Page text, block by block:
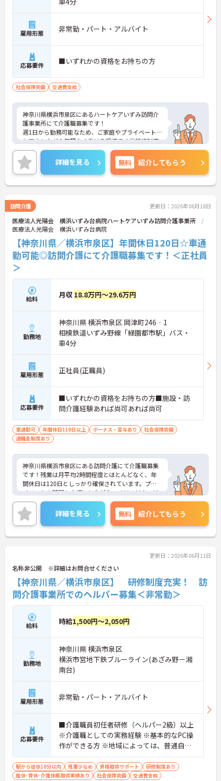
雇用形態 非常勤・パート・アルバイト
応募要件 ■いずれかの資格をお持ちの方
社会保険完備 交通費支給
神奈川県横浜市泉区にあるハートケアいずみ訪問介
護事業所にて介護職募集です！
週1日から勤務可能なため、ご家庭やプライベート
と両立しながら無理なく働ける環境です◎研修制度
も整っているので、訪問介護が初めての方やブラン
クのある方も安心してスタートできます。
ご興味のある方には、面接対策ポイントなど、さら
に詳細をご案内しますのでお気軽にご相談くださ
い！
詳細を見る 無料 紹介してもらう
訪問介護 更新日：2026年06月18日
医療法人光陽会 横浜いずみ台病院ハートケアいずみ訪問介護事業所
医療法人光陽会 横浜いずみ台病院
【神奈川県／横浜市泉区】年間休日120日☆車通
勤可能◎訪問介護にて介護職募集です！＜正社員
＞
給料 月収 18.8万円～29.6万円
勤務地
神奈川県 横浜市泉区 岡津町246‐1
相模鉄道いずみ野線「緑園都市駅」バス・
車4分
雇用形態 正社員(正職員)
応募要件
■いずれかの資格をお持ちの方■施設・訪
問介護経験あれば尚可あれば尚可
車通勤可 年間休日110日以上 ボーナス・賞与あり
社会保険完備
退職金制度あり
神奈川県横浜市泉区にある訪問介護にて介護職募集
です！残業は月平均2時間程度とほとんどなく、年
間休日は120日としっかり確保されています。プラ
イベートの時間も大切にしながら、メリハリをつけ
て働ける環境です。車通勤も可能なため、毎日の通
勤も安心です◎
ご興味のある方には、面接対策ポイントなど、さら
に詳細をご案内しますのでお気軽にご相談くださ
い！
詳細を見る 無料 紹介してもらう
更新日：2026年06月11日
名称非公開 ※詳細はお問合せください
【神奈川県／横浜市泉区】 研修制度充実！ 訪
問介護事業所でのヘルパー募集＜非常勤＞
給料 時給1,500円～2,050円
勤務地
神奈川県 横浜市泉区
横浜市営地下鉄ブルーライン(あざみ野－湘
南台)
雇用形態 非常勤・パート・アルバイト
応募要件
■介護職員初任者研修（ヘルパー2級）以上
※介護職としての実務経験 ※基本的なPC操
作ができる方 ※地域によっては、普通自動
車運転免許(AT限定可)が必要となる場合が
あります。
駅から徒歩10分以内 残業少なめ 資格取得サポート
研修制度あり
産休･育休･介護休暇取得実績あり
社会保険完備 交通費支給